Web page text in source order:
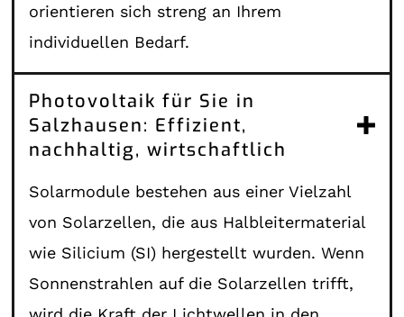
orientieren sich streng an Ihrem
individuellen Bedarf.
Photovoltaik für Sie in
Salzhausen: Effizient,
nachhaltig, wirtschaftlich
Solarmodule bestehen aus einer Vielzahl
von Solarzellen, die aus Halbleitermaterial
wie Silicium (SI) hergestellt wurden. Wenn
Sonnenstrahlen auf die Solarzellen trifft,